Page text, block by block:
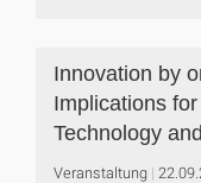
Innovation by
Implications
Technology
Veranstaltung